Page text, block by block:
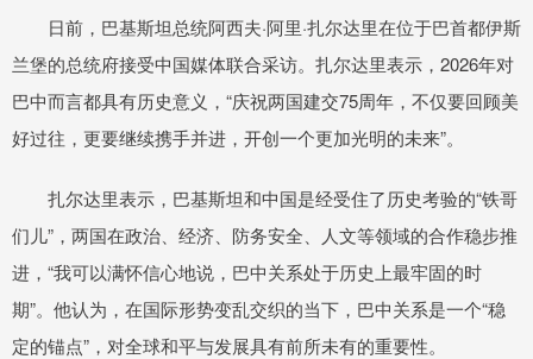
日前，巴基斯坦总统阿西夫·阿里·扎尔达里在位于巴首都伊斯
兰堡的总统府接受中国媒体联合采访。扎尔达里表示，2026年对
巴中而言都具有历史意义，“庆祝两国建交75周年，不仅要回顾美
好过往，更要继续携手并进，开创一个更加光明的未来”。
扎尔达里表示，巴基斯坦和中国是经受住了历史考验的“铁哥
们儿”，两国在政治、经济、防务安全、人文等领域的合作稳步推
进，“我可以满怀信心地说，巴中关系处于历史上最牢固的时
期”。他认为，在国际形势变乱交织的当下，巴中关系是一个“稳
定的锚点”，对全球和平与发展具有前所未有的重要性。